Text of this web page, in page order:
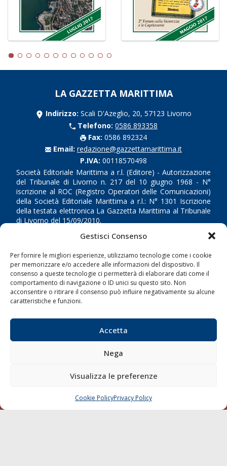
Gestisci Consenso
Per fornire le migliori esperienze, utilizziamo tecnologie come i cookie
per memorizzare e/o accedere alle informazioni del dispositivo. Il
consenso a queste tecnologie ci permetterà di elaborare dati come il
comportamento di navigazione o ID unici su questo sito. Non
acconsentire o ritirare il consenso può influire negativamente su alcune
caratteristiche e funzioni.
Accetta
Nega
Visualizza le preferenze
Cookie PolicyPrivacy Policy
LA GAZZETTA MARITTIMA
Indirizzo: Scali D'Azeglio, 20, 57123 Livorno
Telefono: 0586 893358
Fax: 0586 892324
Email: redazione@gazzettamarittima.it
P.IVA: 00118570498
Società Editoriale Marittima a r.l. (Editore) - Autorizzazione
del Tribunale di Livorno n. 217 del 10 giugno 1968 - N°
iscrizione al ROC (Registro Operatori delle Comunicazioni)
della Società Editoriale Marittima a r.l.: N° 1301 Iscrizione
della testata elettronica La Gazzetta Marittima al Tribunale
di Livorno del 15/09/2010.
LINK
Shipping
Porti/Interporti
Trasporti
Sostenibilità
Compagnie di Navigazione
Blue economy
Diporto
Contatti
CHIAMA SCRIVI